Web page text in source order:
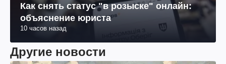
Как снять статус "в розыске" онлайн:
объяснение юриста
10 часов назад
Другие новости